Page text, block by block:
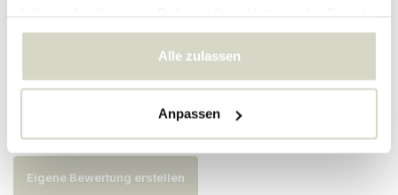
gesammelt haben.
Alle zulassen
Anpassen
Es wurden noch keine Bewertungen für dieses Produkt
Eigene Bewertung erstellen